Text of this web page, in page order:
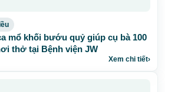
mổ khối bướu quỷ giúp cụ bà 100
thở tại Bệnh viện JW
Xem chi tiết›